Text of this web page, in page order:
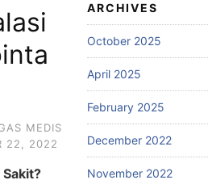
MEDIS
22, 2022
ARCHIVES
October 2025
April 2025
February 2025
December 2022
November 2022